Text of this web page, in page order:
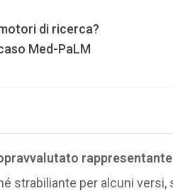
di ricerca?
Med-PaLM
strabiliante per alcuni versi,